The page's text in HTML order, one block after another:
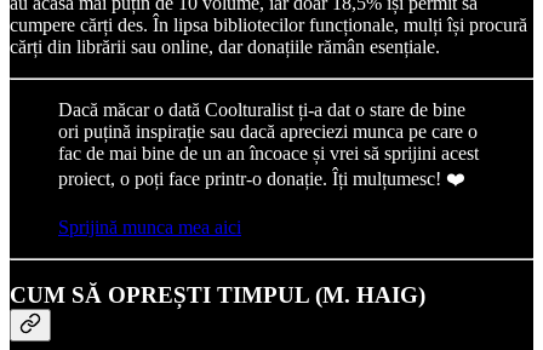
cumpere cărți des. În lipsa bibliotecilor funcționale, mulți își procură
cărți din librării sau online, dar donațiile rămân esențiale.
Dacă măcar o dată Coolturalist ți-a dat o stare de bine
ori puțină inspirație sau dacă apreciezi munca pe care o
fac de mai bine de un an încoace și vrei să sprijini acest
proiect, o poți face printr-o donație. Îți mulțumesc! ❤️
Sprijină munca mea aici
CUM SĂ OPREȘTI TIMPUL (M. HAIG)